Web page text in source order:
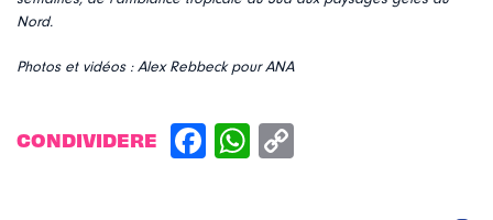
Nord.
Photos et vidéos : Alex Rebbeck pour ANA
CONDIVIDERE